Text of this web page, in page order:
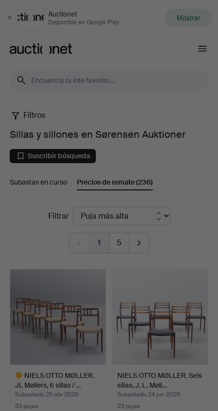
Cerrar
Auctionet
Disponible en Google Play Mostrar
Sillas
sillones
en
Sørensen
Auktioner
Filtros
Sillas y sillones en Sørensen Auktioner
Suscribir búsqueda
Subastas en curso Precios de remate(236)
Filtrar
1 5
NIELS OTTO MØLLER.
JL Møllers, 6 sillas / …
Subastado 25 abr 2026
33 pujas
NIELS OTTO MØLLER. Seis
sillas, J. L. Møll…
Subastado 24 jun 2026
23 pujas